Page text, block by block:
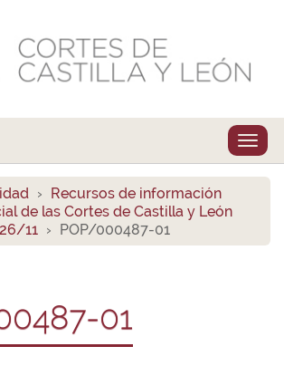
Recursos de información
de las Cortes de Castilla y León
11
POP/000487-01
01